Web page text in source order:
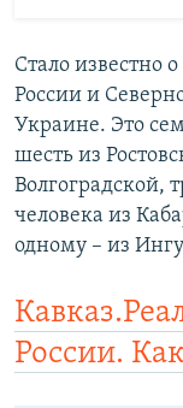
Cтало известно
России и
Украине. Это
шесть из
Волгоградской,
человека из
одному – из
России.